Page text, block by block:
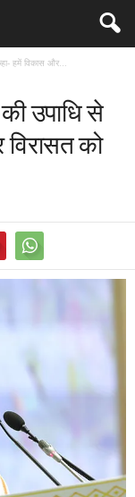
हमें विकास और...
उपाधि से
को